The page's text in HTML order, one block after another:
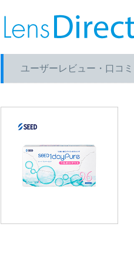
ユーザーレビュー・口コミ